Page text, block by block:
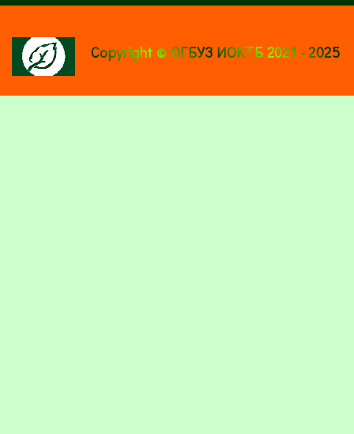
Copyright © ОГБУЗ ИОКТБ 2021 - 2025